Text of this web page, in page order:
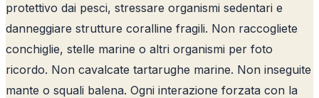
protettivo dai pesci, stressare organismi sedentari e
danneggiare strutture coralline fragili. Non raccogliete
conchiglie, stelle marine o altri organismi per foto
ricordo. Non cavalcate tartarughe marine. Non inseguite
mante o squali balena. Ogni interazione forzata con la